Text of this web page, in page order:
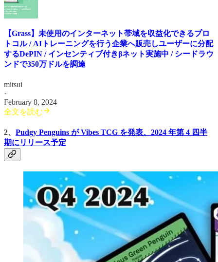
【Grass】未使用のインターネット帯域を収益化できるプロ
トコル / AIトレーニングを行う企業へ販売しユーザーに分配
するDePIN / インセンティブ付きβネット実施中 / シードラウ
ンドで350万ドルを調達
mitsui
·
February 8, 2024
全文を読む
2、 Pudgy Penguins が Vibes TCG を発表、2024 年第 4 四半
期にリリース予定